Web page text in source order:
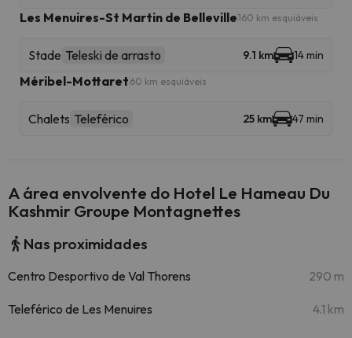
Les Menuires-St Martin de Belleville160 km esquiáveis
Stade Teleski de arrasto 9.1 km 14 min
Méribel-Mottaret 60 km esquiáveis
Chalets Teleférico 25 km 47 min
A área envolvente do Hotel Le Hameau Du
Kashmir Groupe Montagnettes
Nas proximidades
Centro Desportivo de Val Thorens 290 m
Teleférico de Les Menuires 4.1 km